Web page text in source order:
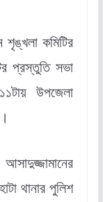
শৃঙ্খলা কমিটির
প্রস্তুতি সভা
উপজেলা
থানার পুলিশ